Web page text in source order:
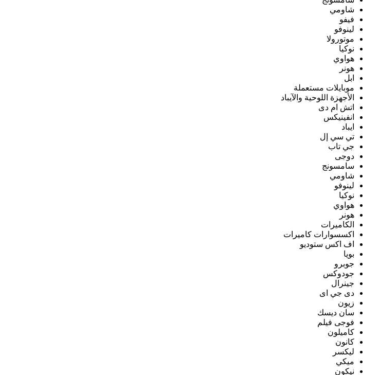
شاومي
فيفو
لينوفو
موتورولا
نوكيا
هواوي
هونر
ابل
موبايلات مستعملة
الأجهزة اللوحية والآيباد
اتش ام دى
انفينيكس
ايباد
تي سي إل
جي تاب
دوجى
سامسونج
شاومي
لينوفو
نوكيا
هواوي
هونر
الكاميرات
اكسسوارات كاميرات
اف اكس ستوديو
بويا
جوبرو
جودوكس
جينرال
دى جي اى
زيون
سان ديسك
فوجى فيلم
كاميلون
كانون
ليكسر
ميكي
نيكون